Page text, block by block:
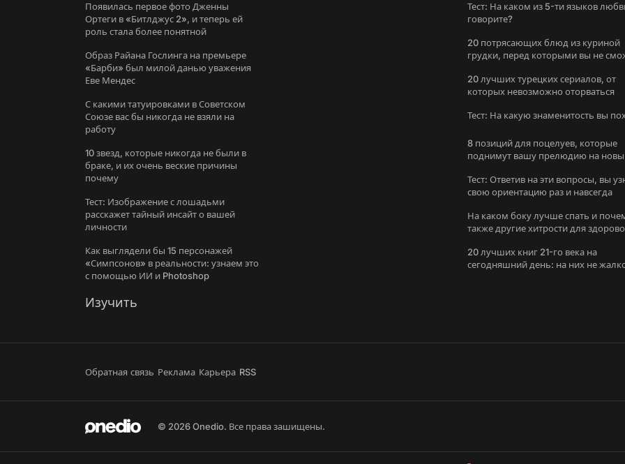
Появилась первое фото Дженны
Ортеги в «Битлджус 2», и теперь ей
роль стала более понятной
Образ Райана Гослинга на премьере
«Барби» был милой данью уважения
Еве Мендес
С какими татуировками в Советском
Союзе вас бы никогда не взяли на
работу
10 звезд, которые никогда не были в
браке, и их очень веские причины
почему
Тест: Изображение с лошадьми
расскажет тайный инсайт о вашей
личности
Как выглядели бы 15 персонажей
«Симпсонов» в реальности: узнаем это
с помощью ИИ и Photoshop
Тест: На каком из 5-ти языков
говорите?
20 потрясающих блюд из куриной
грудки, перед которыми вы не
20 лучших турецких сериалов, от
которых невозможно оторваться
Тест: На какую знаменитость вы
8 позиций для поцелуев, которые
поднимут вашу прелюдию на
Тест: Ответив на эти вопросы, вы
свою ориентацию раз и навсегда
На каком боку лучше спать и
также другие хитрости для
20 лучших книг 21-го века на
сегодняшний день: на них не
Изучить
Обратная связь Реклама Карьера RSS
© 2026 Onedio. Все права зашищены.